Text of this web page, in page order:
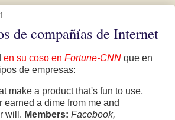
de compañías de Internet
en su coso en Fortune-CNN que en
de empresas:
make a product that's fun to use,
earned a dime from me and
will. Members: Facebook,